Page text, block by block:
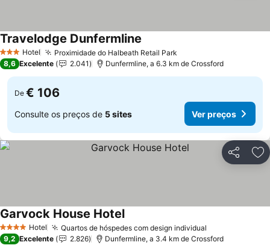
3 EstrelasHotel Proximidade do Halbeath Retail Park
Travelodge Dunfermline
8,6 Excelente 2.041 Dunfermline, a 6.3 km de Crossford
De € 106
Consulte os preços de 5 sites Ver preços
Partilhar
4 EstrelasHotel Quartos de hóspedes com design individual
Garvock House HotelVer preços
9,2 Excelente 2.826 Dunfermline, a 3.4 km de Crossford